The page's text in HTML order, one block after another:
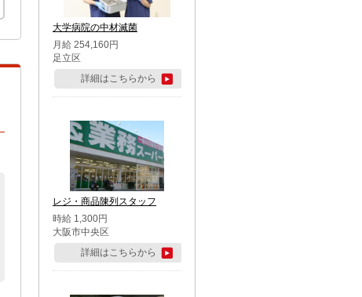
大学病院の中材滅菌
月給 254,160円
足立区
詳細はこちらから
レジ・商品陳列スタッフ
時給 1,300円
大阪市中央区
詳細はこちらから